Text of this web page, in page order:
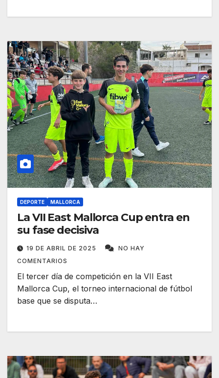
DEPORTE MALLORCA
La VII East Mallorca Cup entra en
su fase decisiva
19 DE ABRIL DE 2025
NO HAY
COMENTARIOS
El tercer día de competición en la VII East
Mallorca Cup, el torneo internacional de fútbol
base que se disputa…